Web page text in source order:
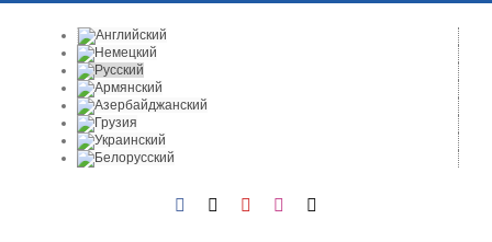
Facebook YouTubeInstagram